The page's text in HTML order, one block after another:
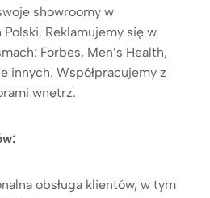
showroomy w
Reklamujemy się w
Forbes, Men’s Health,
innych. Współpracujemy z
wnętrz.
obsługa klientów, w tym